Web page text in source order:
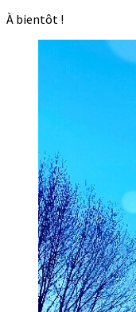
À bientôt !